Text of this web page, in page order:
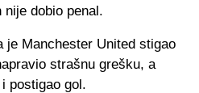
dobio penal.
je Manchester United stigao
strašnu grešku, a
postigao gol.